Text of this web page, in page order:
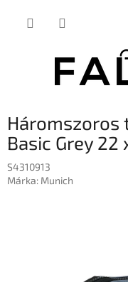
Basic Grey 22
S4310913
Márka: Munich